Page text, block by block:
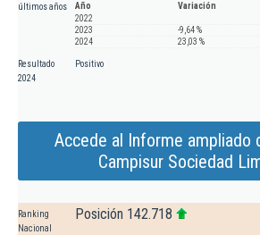
últimos años
Año
Variación
2022
2023
-9,64 %
2024
23,03 %
Resultado
2024
Positivo
Accede al Informe ampliado
Campisur Sociedad
Ranking
Nacional
Posición 142.718